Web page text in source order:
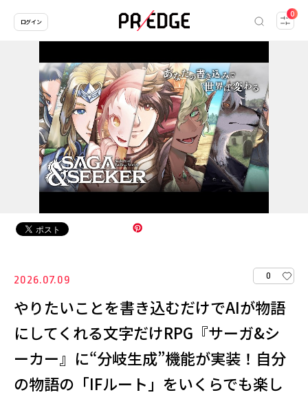
0
ログイン
2026.07.09 0
やりたいことを書き込むだけでAIが物語
にしてくれる文字だけRPG『サーガ&シ
ーカー』に“分岐生成”機能が実装！自分
の物語の「IFルート」をいくらでも楽し